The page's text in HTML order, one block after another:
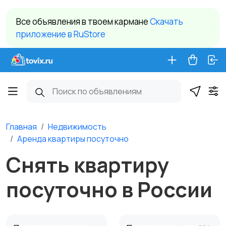
Все объявления в твоем карманеCкачать
приложение в RuStore
Главная
Недвижимость
Аренда квартиры посуточно
Снять квартиру
посуточно в России